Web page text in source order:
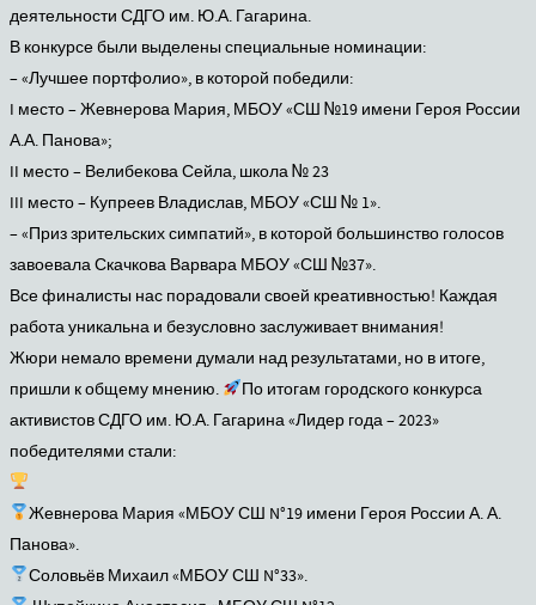
деятельности СДГО им. Ю.А. Гагарина.
В конкурсе были выделены специальные номинации:
– «Лучшее портфолио», в которой победили:
I место – Жевнерова Мария, МБОУ «СШ №19 имени Героя России
А.А. Панова»;
II место – Велибекова Сейла, школа № 23
III место – Купреев Владислав, МБОУ «СШ № 1».
– «Приз зрительских симпатий», в которой большинство голосов
завоевала Скачкова Варвара МБОУ «СШ №37».
Все финалисты нас порадовали своей креативностью! Каждая
работа уникальна и безусловно заслуживает внимания!
Жюри немало времени думали над результатами, но в итоге,
пришли к общему мнению.
По итогам городского конкурса
активистов СДГО им. Ю.А. Гагарина «Лидер года – 2023»
победителями стали:
Жевнерова Мария «МБОУ СШ N°19 имени Героя России А. А.
Панова».
Соловьёв Михаил «МБОУ СШ N°33».